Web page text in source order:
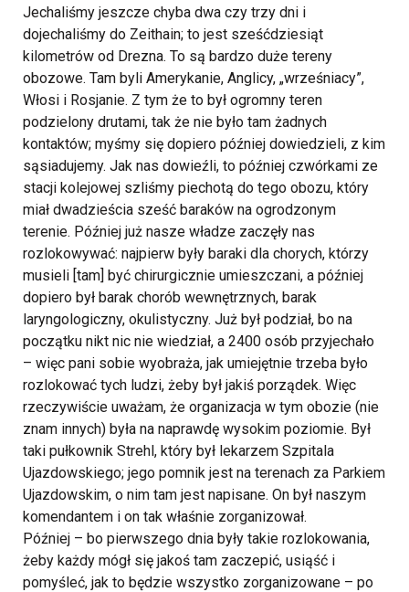
Jechaliśmy jeszcze chyba dwa czy trzy dni i
dojechaliśmy do Zeithain; to jest sześćdziesiąt
kilometrów od Drezna. To są bardzo duże tereny
obozowe. Tam byli Amerykanie, Anglicy, „wrześniacy”,
Włosi i Rosjanie. Z tym że to był ogromny teren
podzielony drutami, tak że nie było tam żadnych
kontaktów; myśmy się dopiero później dowiedzieli, z kim
sąsiadujemy. Jak nas dowieźli, to później czwórkami ze
stacji kolejowej szliśmy piechotą do tego obozu, który
miał dwadzieścia sześć baraków na ogrodzonym
terenie. Później już nasze władze zaczęły nas
rozlokowywać: najpierw były baraki dla chorych, którzy
musieli [tam] być chirurgicznie umieszczani, a później
dopiero był barak chorób wewnętrznych, barak
laryngologiczny, okulistyczny. Już był podział, bo na
początku nikt nic nie wiedział, a 2400 osób przyjechało
– więc pani sobie wyobraża, jak umiejętnie trzeba było
rozlokować tych ludzi, żeby był jakiś porządek. Więc
rzeczywiście uważam, że organizacja w tym obozie (nie
znam innych) była na naprawdę wysokim poziomie. Był
taki pułkownik Strehl, który był lekarzem Szpitala
Ujazdowskiego; jego pomnik jest na terenach za Parkiem
Ujazdowskim, o nim tam jest napisane. On był naszym
komendantem i on tak właśnie zorganizował.
Później – bo pierwszego dnia były takie rozlokowania,
żeby każdy mógł się jakoś tam zaczepić, usiąść i
pomyśleć, jak to będzie wszystko zorganizowane – po